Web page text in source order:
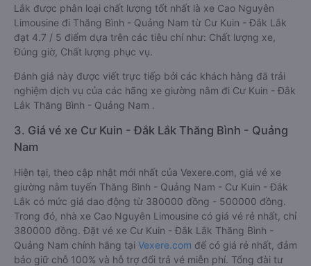
Lắk được phân loại chất lượng tốt nhất là xe Cao Nguyên
Limousine đi Thăng Bình - Quảng Nam từ Cư Kuin - Đắk Lắk
đạt 4.7 / 5 điểm dựa trên các tiêu chí như: Chất lượng xe,
Đúng giờ, Chất lượng phục vụ.
Đánh giá này được viết trực tiếp bởi các khách hàng đã trải
nghiệm dịch vụ của các hãng xe giường nằm đi Cư Kuin - Đắk
Lắk Thăng Bình - Quảng Nam .
3. Giá vé xe Cư Kuin - Đắk Lắk Thăng Bình - Quảng
Nam
Hiện tại, theo cập nhật mới nhất của Vexere.com, giá vé xe
giường nằm tuyến Thăng Bình - Quảng Nam - Cư Kuin - Đắk
Lắk có mức giá dao động từ 380000 đồng - 500000 đồng.
Trong đó, nhà xe Cao Nguyên Limousine có giá vé rẻ nhất, chỉ
380000 đồng. Đặt vé xe Cư Kuin - Đắk Lắk Thăng Bình -
Quảng Nam chính hãng tại Vexere.com để có giá rẻ nhất, đảm
bảo giữ chỗ 100% và hỗ trợ đổi trả vé miễn phí. Tổng đài tư